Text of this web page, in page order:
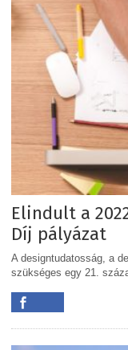
Elindult a
Díj pályázat
A designtudatosság, a
szükséges egy 21.